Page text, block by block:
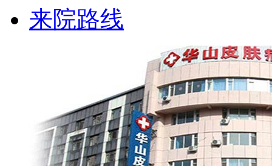
来院路线